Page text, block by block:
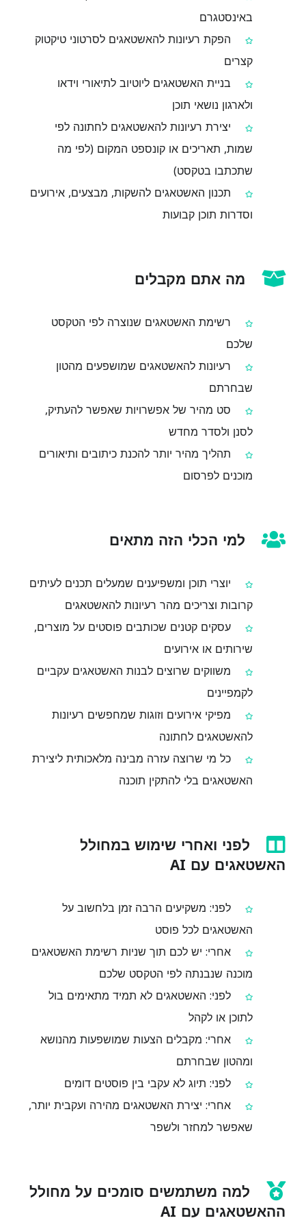
באינסטגרם
הפקת רעיונות להאשטאגים לסרטוני טיקטוק
קצרים
בניית האשטאגים ליוטיוב לתיאורי וידאו
ולארגון נושאי תוכן
יצירת רעיונות להאשטאגים לחתונה לפי
שמות, תאריכים או קונספט המקום (לפי מה
שתכתבו בטקסט)
תכנון האשטאגים להשקות, מבצעים, אירועים
וסדרות תוכן קבועות
מה אתם מקבלים
רשימת האשטאגים שנוצרה לפי הטקסט
שלכם
רעיונות להאשטאגים שמושפעים מהטון
שבחרתם
סט מהיר של אפשרויות שאפשר להעתיק,
לסנן ולסדר מחדש
תהליך מהיר יותר להכנת כיתובים ותיאורים
מוכנים לפרסום
למי הכלי הזה מתאים
יוצרי תוכן ומשפיענים שמעלים תכנים לעיתים
קרובות וצריכים מהר רעיונות להאשטאגים
עסקים קטנים שכותבים פוסטים על מוצרים,
שירותים או אירועים
משווקים שרוצים לבנות האשטאגים עקביים
לקמפיינים
מפיקי אירועים וזוגות שמחפשים רעיונות
להאשטאגים לחתונה
כל מי שרוצה עזרה מבינה מלאכותית ליצירת
האשטאגים בלי להתקין תוכנה
לפני ואחרי שימוש במחולל
האשטאגים עם AI
לפני: משקיעים הרבה זמן בלחשוב על
האשטאגים לכל פוסט
אחרי: יש לכם תוך שניות רשימת האשטאגים
מוכנה שנבנתה לפי הטקסט שלכם
לפני: האשטאגים לא תמיד מתאימים בול
לתוכן או לקהל
אחרי: מקבלים הצעות שמושפעות מהנושא
ומהטון שבחרתם
לפני: תיוג לא עקבי בין פוסטים דומים
אחרי: יצירת האשטאגים מהירה ועקבית יותר,
שאפשר למחזר ולשפר
למה משתמשים סומכים על מחולל
ההאשטאגים עם AI